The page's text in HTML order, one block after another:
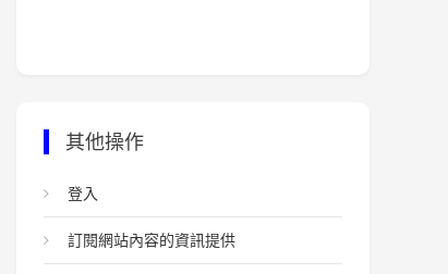
其他操作
登入
訂閱網站內容的資訊提供